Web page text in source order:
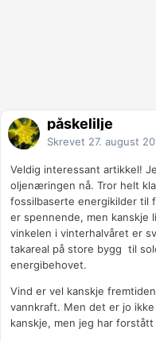
påskelilje
Skrevet 27. august
Veldig interessant artikkel!
oljenæringen nå. Tror helt
fossilbaserte energikilder til
er spennende, men
vinkelen i vinterhalvåret er
takareal på store bygg til
energibehovet.
Vind er vel kanskje
vannkraft. Men det er jo
kanskje, men jeg har